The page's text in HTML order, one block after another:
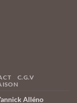
C.G.V
Alléno